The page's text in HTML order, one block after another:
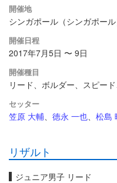
開催地
シンガポール（シンガポール
開催日程
2017年7月5日 〜 9日
開催種目
リード、ボルダー、スピー
セッター
笠原 大輔、 徳永 一也、 松島
リザルト
ジュニア男子 リード